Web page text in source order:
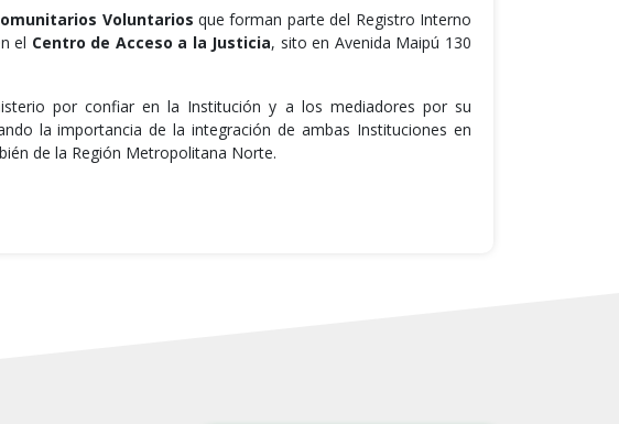
Voluntarios que forman parte del Registro Interno
el Centro de Acceso a la Justicia, sito en Avenida Maipú 130
por confiar en la Institución y a los mediadores por su
la importancia de la integración de ambas Instituciones en
de la Región Metropolitana Norte.